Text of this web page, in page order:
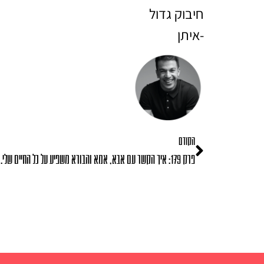
חיבוק גדול
-איתן
הקודם
פרק 179: איך הקשר עם אבא, אמא והבורא משפיע על כל החיים שלי.